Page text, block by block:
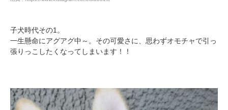
子犬時代その1。
一生懸命にアグアグ中～。その可愛さに、思わずオモチャで引っ
張りっこしたくなってしまいます！！